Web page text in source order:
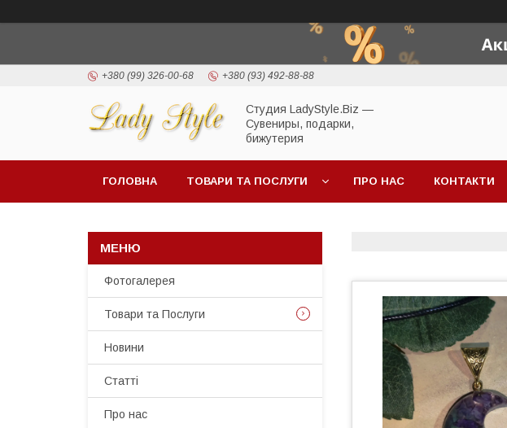
+380 (99) 326-00-68 +380 (93) 492-88-88
Студия LadyStyle.Biz —
Сувениры, подарки,
бижутерия
ГОЛОВНА ТОВАРИ ТА ПОСЛУГИ ПРО НАС КОНТАКТИ
Фотогалерея
Товари та Послуги
Новини
Статті
Про нас